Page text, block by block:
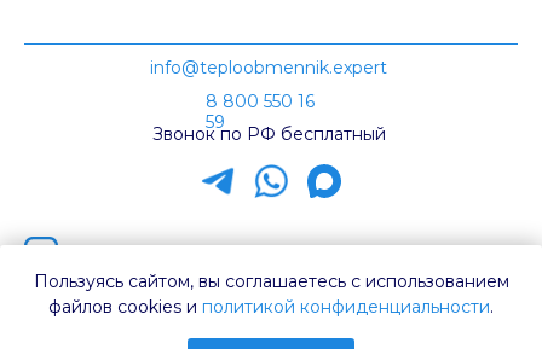
Пользуясь сайтом, вы соглашаетесь с использованием
файлов cookies и политикой конфиденциальности.
Звонок по РФ бесплатный
Каталог ТТ
8 800 550 16
59
info@teploobmennik.expert